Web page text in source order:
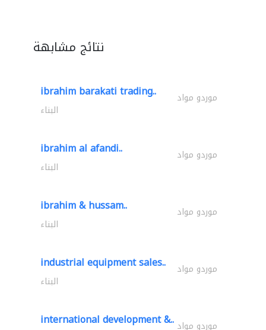
نتائج مشابهة
ibrahim barakati trading.. موردو مواد
البناء
ibrahim al afandi.. موردو مواد
البناء
ibrahim & hussam.. موردو مواد
البناء
industrial equipment sales.. موردو مواد
البناء
international development &.. موردو مواد